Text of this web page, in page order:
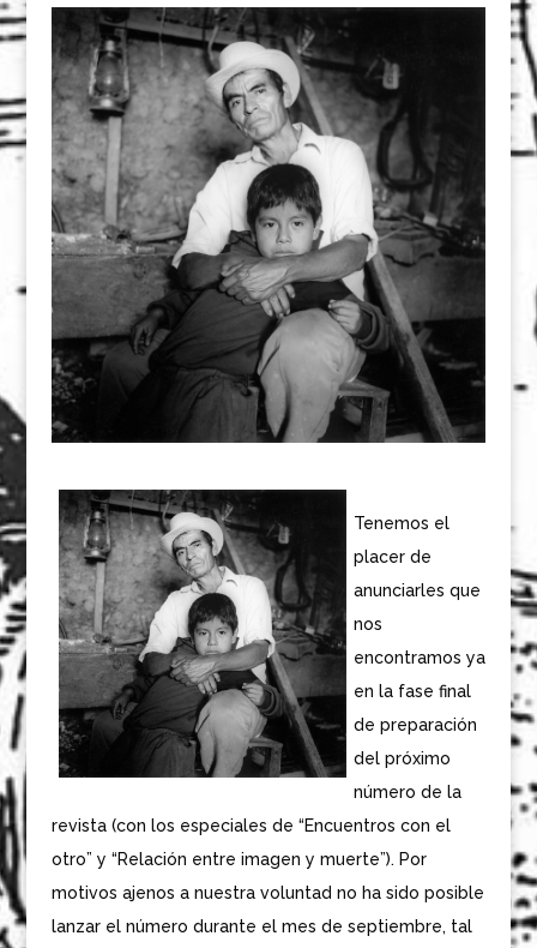
Tenemos el
placer de
anunciarles que
nos
encontramos ya
en la fase final
de preparación
del próximo
número de la
revista (con los especiales de “Encuentros con el
otro” y “Relación entre imagen y muerte”). Por
motivos ajenos a nuestra voluntad no ha sido posible
lanzar el número durante el mes de septiembre, tal